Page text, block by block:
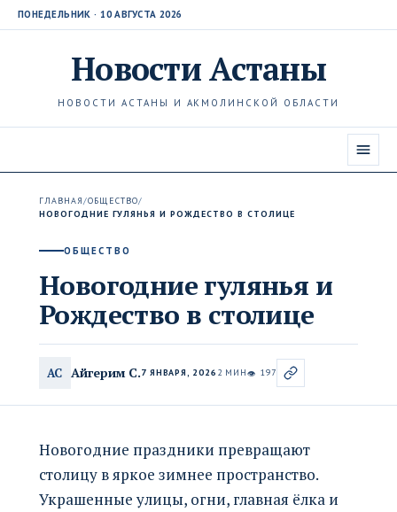
ПОНЕДЕЛЬНИК · 10 АВГУСТА 2026
НовостиАстаны
НОВОСТИ АСТАНЫ И АКМОЛИНСКОЙ ОБЛАСТИ
ГЛАВНАЯ/ОБЩЕСТВО/
НОВОГОДНИЕ ГУЛЯНЬЯ И РОЖДЕСТВО В СТОЛИЦЕ
ОБЩЕСТВО
Новогодние гулянья и
Рождество в столице
АС Айгерим С.7 ЯНВАРЯ, 2026 2 МИН👁 197
Новогодние праздники превращают
столицу в яркое зимнее пространство.
Украшенные улицы, огни, главная ёлка и